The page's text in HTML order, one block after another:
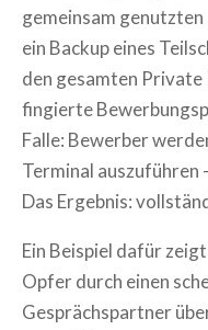
gemeinsam
ein Backup eines
den gesamten
fingierte
Falle: Bewerber
Terminal auszuführen
Das Ergebnis:
Ein Beispiel dafür
Opfer durch einen
Gesprächspartner